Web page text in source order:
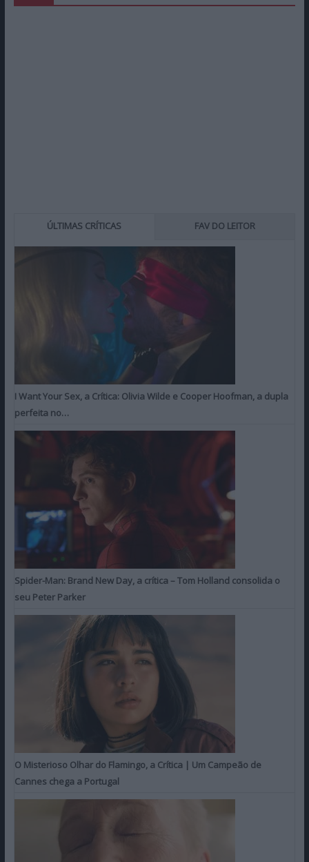
ÚLTIMAS CRÍTICAS FAV DO LEITOR
I Want Your Sex, a Crítica: Olivia Wilde e Cooper Hoofman, a dupla
perfeita no…
Spider-Man: Brand New Day, a crítica – Tom Holland consolida o
seu Peter Parker
O Misterioso Olhar do Flamingo, a Crítica | Um Campeão de
Cannes chega a Portugal